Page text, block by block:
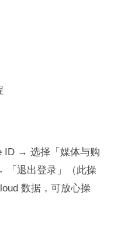
ID → 选择「媒体与购
退出登录」（此操
数据，可放心操